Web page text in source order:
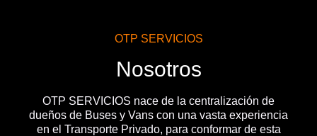
OTP SERVICIOS
Nosotros
OTP SERVICIOS nace de la centralización de
dueños de Buses y Vans con una vasta experiencia
en el Transporte Privado, para conformar de esta